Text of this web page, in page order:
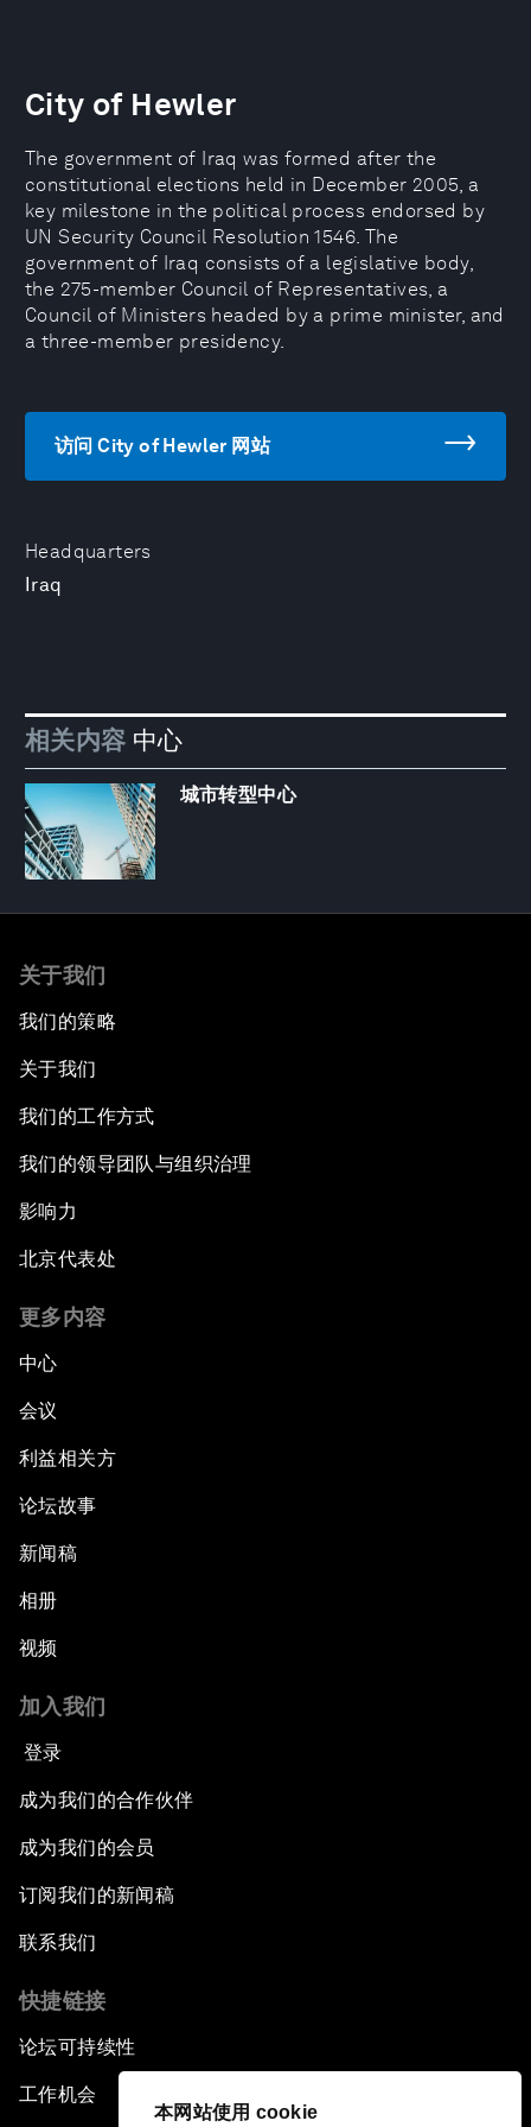
本网站使用 cookie
Headquarters
Iraq
City of Hewler
The government of Iraq was formed after the
constitutional elections held in December 2005, a
key milestone in the political process endorsed by
UN Security Council Resolution 1546. The
government of Iraq consists of a legislative body,
the 275-member Council of Representatives, a
Council of Ministers headed by a prime minister, and
a three-member presidency.
访问 City of Hewler 网站
相关内容 中心
城市转型中心
关于我们
我们的策略
关于我们
我们的工作方式
我们的领导团队与组织治理
影响力
北京代表处
更多内容
中心
会议
利益相关方
论坛故事
新闻稿
相册
视频
加入我们
登录
成为我们的合作伙伴
成为我们的会员
订阅我们的新闻稿
联系我们
快捷链接
论坛可持续性
工作机会